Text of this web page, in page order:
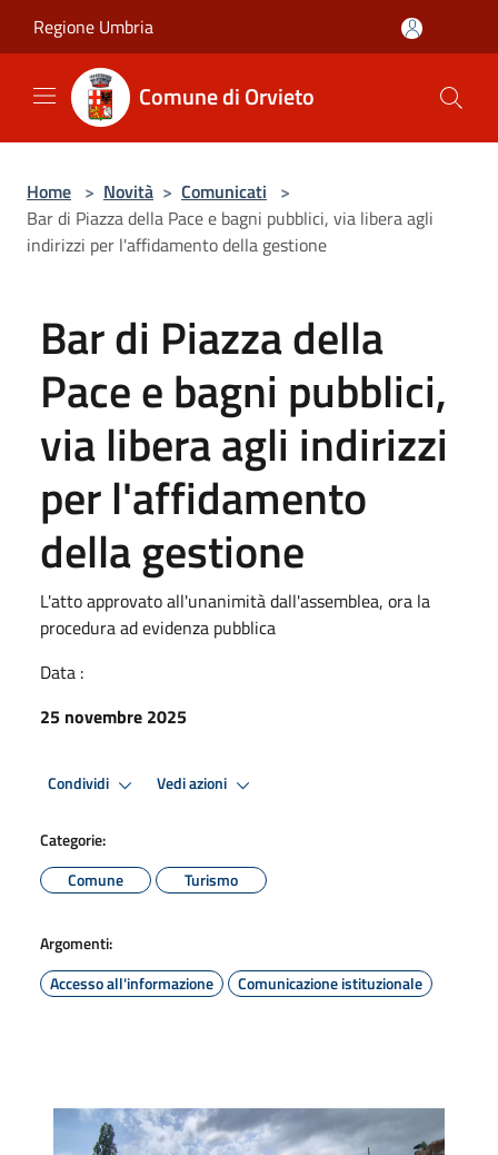
Regione Umbria
Comune di Orvieto
Home > Novità > Comunicati >
Bar di Piazza della Pace e bagni pubblici, via libera agli
indirizzi per l'affidamento della gestione
Bar di Piazza della
Pace e bagni pubblici,
via libera agli indirizzi
per l'affidamento
della gestione
L'atto approvato all'unanimità dall'assemblea, ora la
procedura ad evidenza pubblica
Data :
25 novembre 2025
Condividi Vedi azioni
Categorie:
Comune
Turismo
Argomenti:
Accesso all'informazione
Comunicazione istituzionale